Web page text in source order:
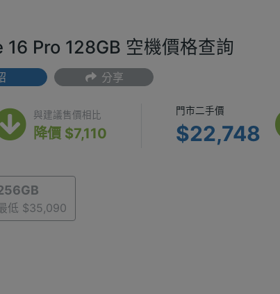
Pro 128GB 空機價格查詢
分享
(最低) $29,790
與建議售價相比
降價 $7,110
門市二手
門市二手價
$22,748
低 $35,090